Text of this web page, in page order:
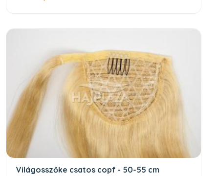
Világosszőke csatos copf - 50-55 cm